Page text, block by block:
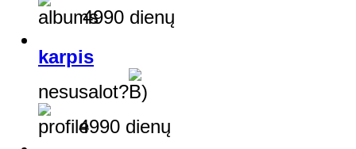
4990 dienų
karpis
nesusalot?
4990 dienų